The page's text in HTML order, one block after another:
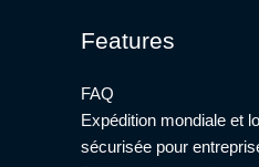
Features
FAQ
Expédition mondiale et
sécurisée pour